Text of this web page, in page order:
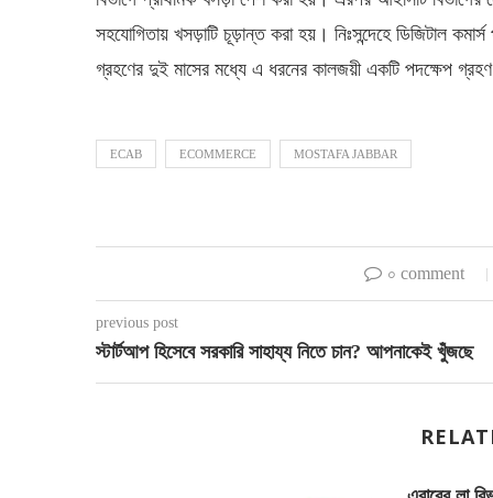
সহযোগিতায় খসড়াটি চূড়ান্ত করা হয়। নিঃসন্দেহে ডিজিটাল
গ্রহণের দুই মাসের মধ্যে এ ধরনের কালজয়ী একটি পদক্ষেপ
ECAB ECOMMERCE MOSTAFA JABBAR
০ comment
previous post
স্টার্টআপ হিসেবে সরকারি সাহায্য নিতে চান? আপনাকেই খুঁজছে